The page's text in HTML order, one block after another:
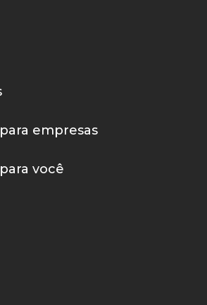
empresas
você